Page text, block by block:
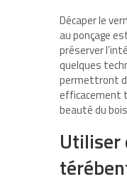
Décaper le
au ponçage
préserver
quelques
permettront
efficacement
beauté du
Utiliser